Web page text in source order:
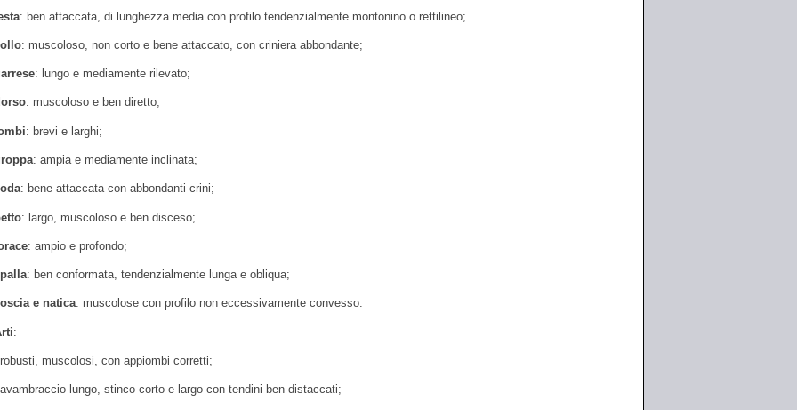
: ben attaccata, di lunghezza media con profilo tendenzialmente montonino o rettilineo;
: muscoloso, non corto e bene attaccato, con criniera abbondante;
: lungo e mediamente rilevato;
: muscoloso e ben diretto;
: brevi e larghi;
: ampia e mediamente inclinata;
: bene attaccata con abbondanti crini;
: largo, muscoloso e ben disceso;
: ampio e profondo;
: ben conformata, tendenzialmente lunga e obliqua;
e natica: muscolose con profilo non eccessivamente convesso.
:
muscolosi, con appiombi corretti;
lungo, stinco corto e largo con tendini ben distaccati;